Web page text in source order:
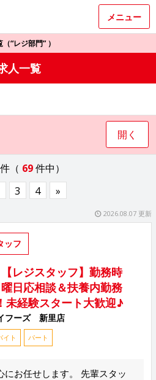
メニュー
“レジ部門” ）
人一覧
開く
（ 69 件中）
3 4 »
2026.08.07 更新
ッフ
【レジスタッフ】勤務時
日応相談＆扶養内勤務
未経験スタート大歓迎♪
フーズ 新里店
イト パート
にお任せします。 先輩スタッ